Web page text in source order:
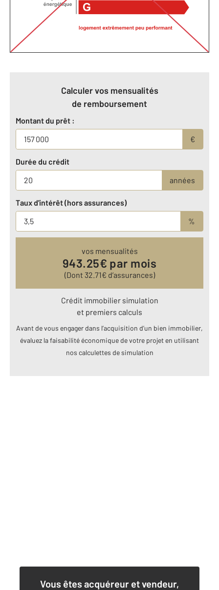
Calculer vos mensualités
de remboursement
Montant du prêt :
€
Durée du crédit
années
Taux d'intérêt (hors assurances)
%
vos mensualités
943.25€ par mois
(Dont 32.71€ d’assurances)
Crédit immobilier simulation
et premiers calculs
Avant de vous engager dans l’acquisition d’un bien immobilier,
évaluez la faisabilité économique de votre projet en utilisant
nos calculettes de simulation
Vous êtes acquéreur et vendeur,